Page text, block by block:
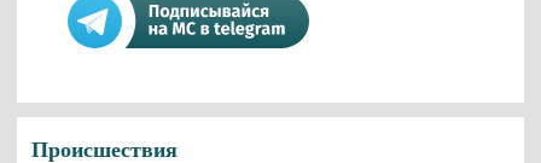
Происшествия